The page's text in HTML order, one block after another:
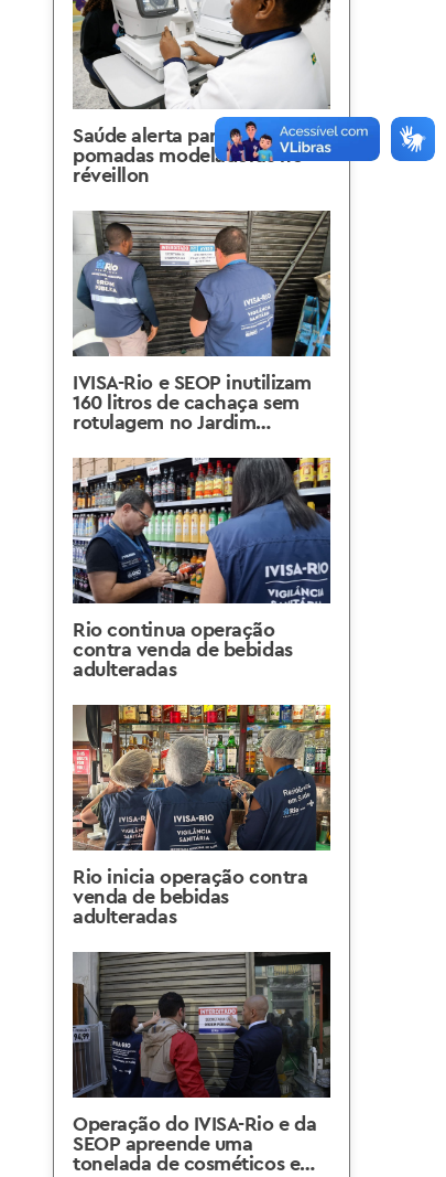
Saúde alerta para uso de
pomadas modeladoras no
réveillon
IVISA-Rio e SEOP inutilizam
160 litros de cachaça sem
rotulagem no Jardim
Rio continua operação
contra venda de bebidas
adulteradas
Rio inicia operação contra
venda de bebidas
adulteradas
Operação do IVISA-Rio e da
SEOP apreende uma
tonelada de cosméticos e